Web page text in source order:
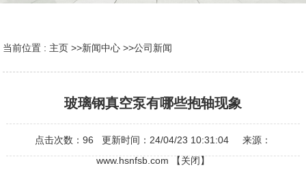
当前位置 : 主页 >>新闻中心 >>公司新闻
玻璃钢真空泵有哪些抱轴现象
点击次数： 96 更新时间：24/04/23 10:31:04 来源：
www.hsnfsb.com 【关闭】